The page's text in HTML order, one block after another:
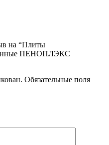
на “Плиты
ПЕНОПЛЭКС
Обязательные поля